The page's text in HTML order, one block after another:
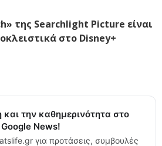
της Searchlight Picture είναι
στο Disney+
και την καθημερινότητα στο
Google News!
για προτάσεις, συμβουλές